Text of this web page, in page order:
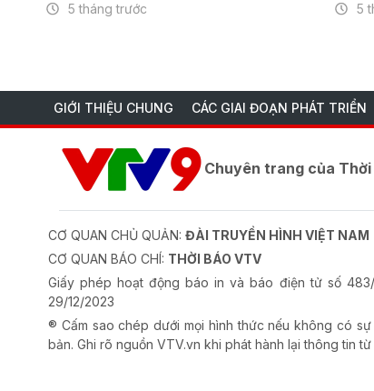
5 tháng trước 5
GIỚI THIỆU CHUNG CÁC GIAI ĐOẠN PHÁT TRIỂN
Chuyên trang của
CƠ QUAN CHỦ QUẢN: ĐÀI TRUYỀN HÌNH VIỆT NAM
CƠ QUAN BÁO CHÍ: THỜI BÁO VTV
Giấy phép hoạt động báo in và báo điện tử số
29/12/2023
® Cấm sao chép dưới mọi hình thức nếu không có
bản. Ghi rõ nguồn VTV.vn khi phát hành lại thông tin